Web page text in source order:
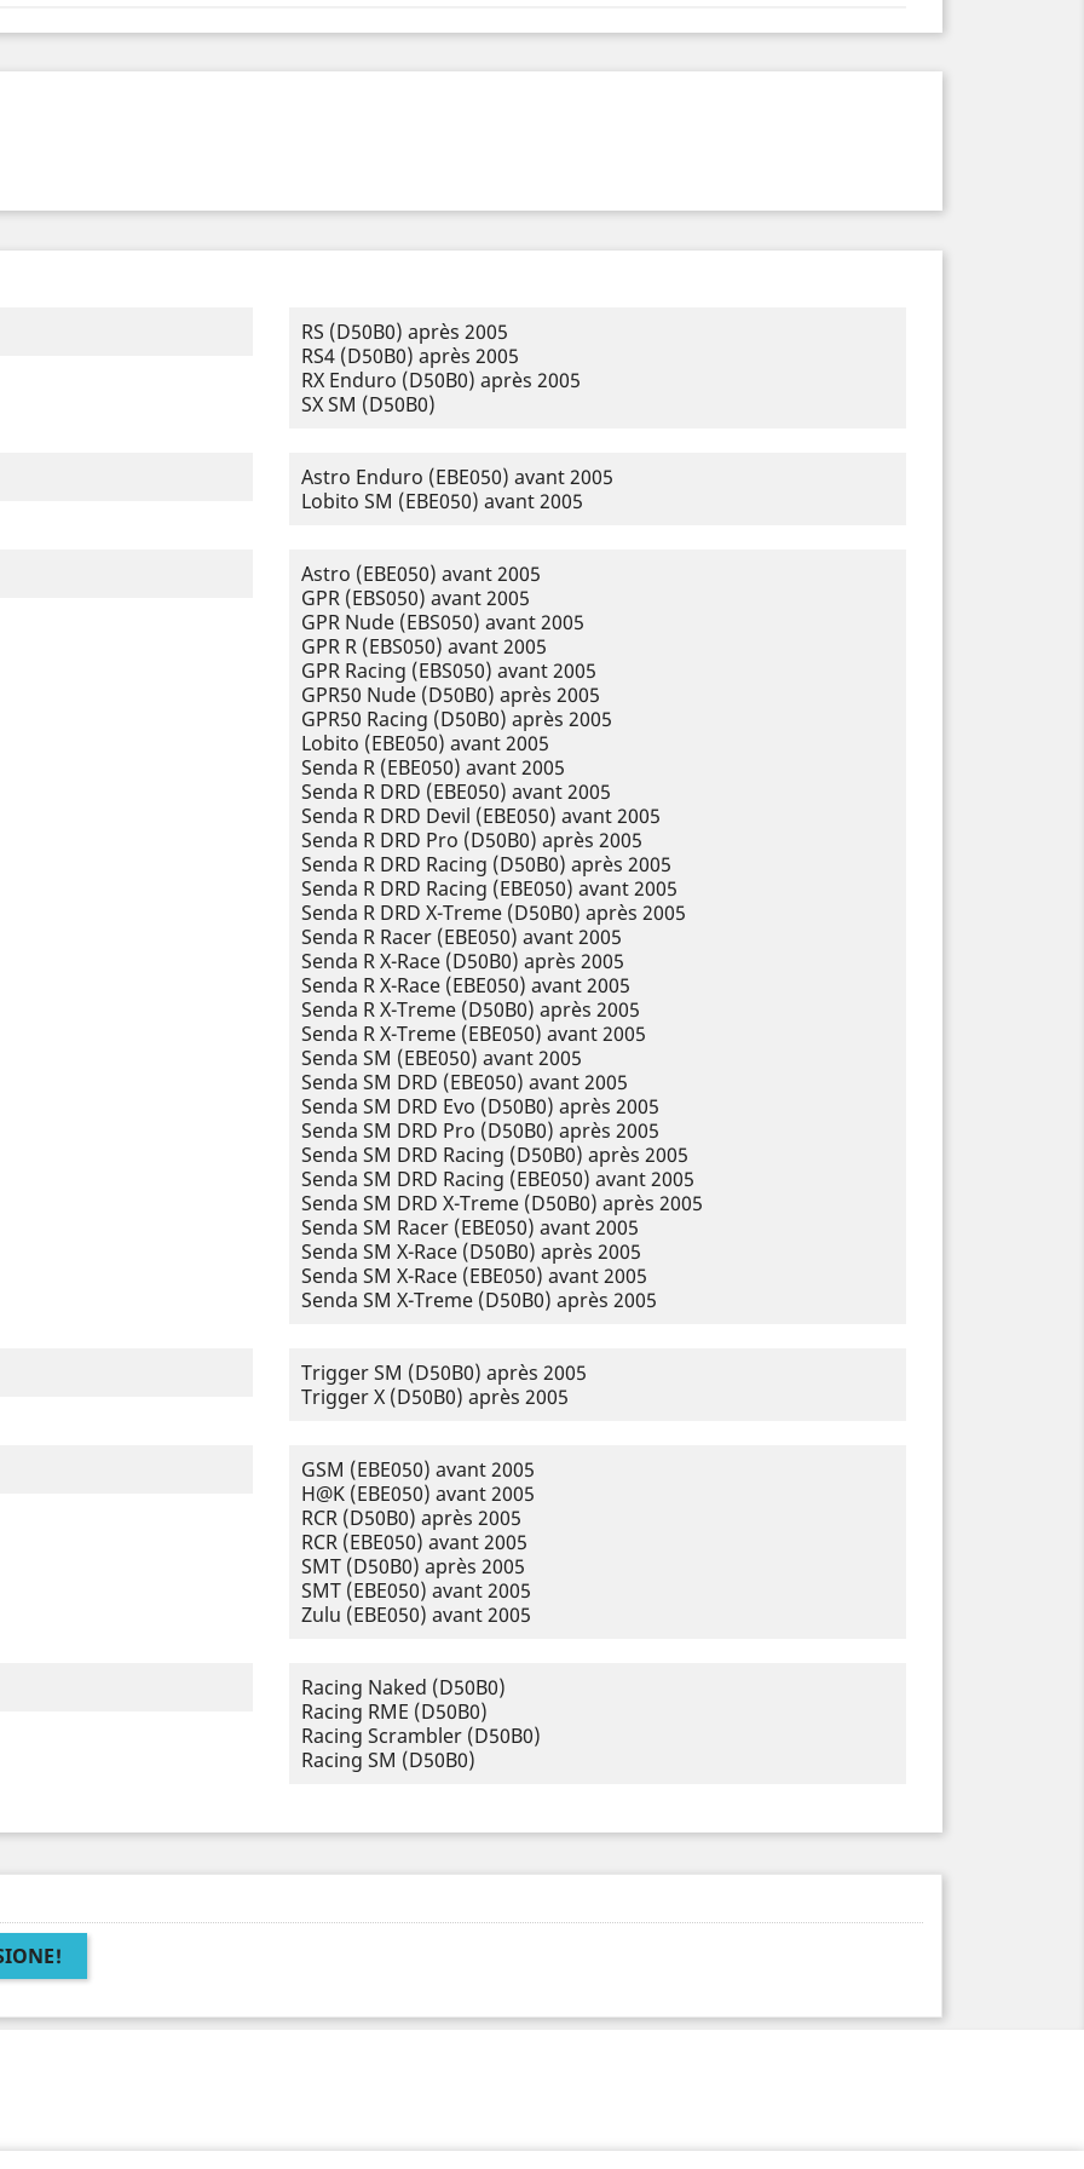
RS (D50B0) après 2005
RS4 (D50B0) après 2005
RX Enduro (D50B0) après 2005
SX SM (D50B0)
Astro Enduro (EBE050) avant 2005
Lobito SM (EBE050) avant 2005
Astro (EBE050) avant 2005
GPR (EBS050) avant 2005
GPR Nude (EBS050) avant 2005
GPR R (EBS050) avant 2005
GPR Racing (EBS050) avant 2005
GPR50 Nude (D50B0) après 2005
GPR50 Racing (D50B0) après 2005
Lobito (EBE050) avant 2005
Senda R (EBE050) avant 2005
Senda R DRD (EBE050) avant 2005
Senda R DRD Devil (EBE050) avant 2005
Senda R DRD Pro (D50B0) après 2005
Senda R DRD Racing (D50B0) après 2005
Senda R DRD Racing (EBE050) avant 2005
Senda R DRD X-Treme (D50B0) après 2005
Senda R Racer (EBE050) avant 2005
Senda R X-Race (D50B0) après 2005
Senda R X-Race (EBE050) avant 2005
Senda R X-Treme (D50B0) après 2005
Senda R X-Treme (EBE050) avant 2005
Senda SM (EBE050) avant 2005
Senda SM DRD (EBE050) avant 2005
Senda SM DRD Evo (D50B0) après 2005
Senda SM DRD Pro (D50B0) après 2005
Senda SM DRD Racing (D50B0) après 2005
Senda SM DRD Racing (EBE050) avant 2005
Senda SM DRD X-Treme (D50B0) après 2005
Senda SM Racer (EBE050) avant 2005
Senda SM X-Race (D50B0) après 2005
Senda SM X-Race (EBE050) avant 2005
Senda SM X-Treme (D50B0) après 2005
Trigger SM (D50B0) après 2005
Trigger X (D50B0) après 2005
GSM (EBE050) avant 2005
H@K (EBE050) avant 2005
RCR (D50B0) après 2005
RCR (EBE050) avant 2005
SMT (D50B0) après 2005
SMT (EBE050) avant 2005
Zulu (EBE050) avant 2005
Racing Naked (D50B0)
Racing RME (D50B0)
Racing Scrambler (D50B0)
Racing SM (D50B0)